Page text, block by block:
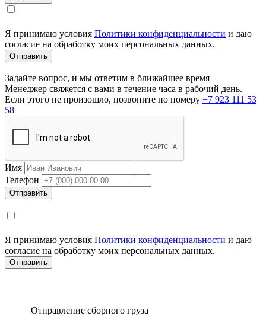
Я принимаю условия Политики конфиденциальности и даю
согласие на обработку моих персональных данных.
Задайте вопрос, и мы ответим в ближайшее время
Менеджер свяжется с вами в течение часа в рабочий день.
Если этого не произошло, позвоните по номеру +7 923 111 53
58
Имя
Телефон
Я принимаю условия Политики конфиденциальности и даю
согласие на обработку моих персональных данных.
Отправление сборного груза